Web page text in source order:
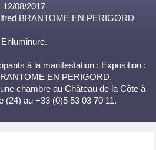
12/08/2017
BRANTOME EN PERIGORD
Enluminure.
à la manifestation : Exposition :
EN PERIGORD.
chambre au Château de la Côte à
(24) au +33 (0)5 53 03 70 11.